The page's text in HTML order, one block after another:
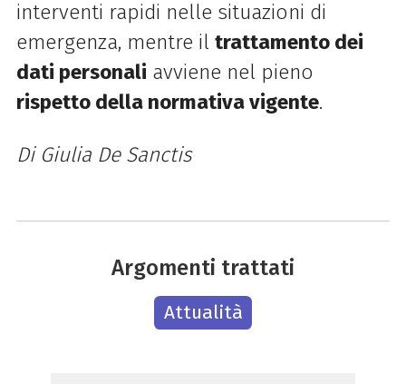
interventi rapidi nelle situazioni di
emergenza, mentre il trattamento dei
dati personali avviene nel pieno
rispetto della normativa vigente.
Di Giulia De Sanctis
Argomenti trattati
Attualità